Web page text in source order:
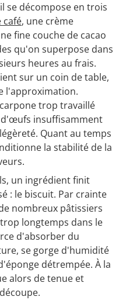
se décompose en trois
café, une crème
fine couche de cacao
qu'on superpose dans
heures au frais.
sur un coin de table,
l'approximation.
trop travaillé
d'œufs insuffisamment
Quant au temps
la stabilité de la
un ingrédient finit
: le biscuit. Par crainte
nombreux pâtissiers
longtemps dans le
d'absorber du
se gorge d'humidité
détrempée. À la
alors de tenue et